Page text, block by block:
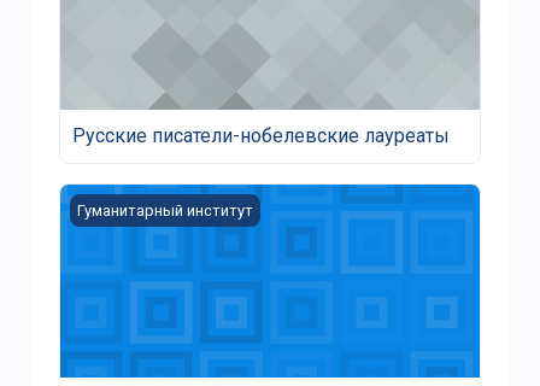
Русские писатели-нобелевские лауреаты
Русские писатели-нобелевские лауреаты
Изображение курса Локальный текст в
Гуманитарный институт